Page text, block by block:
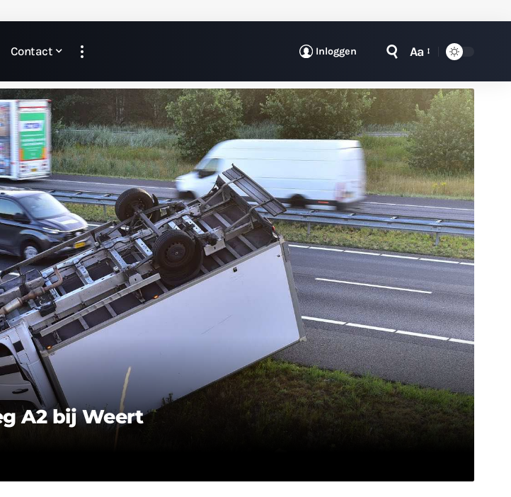
Contact Inloggen Aa
A2 bij Weert